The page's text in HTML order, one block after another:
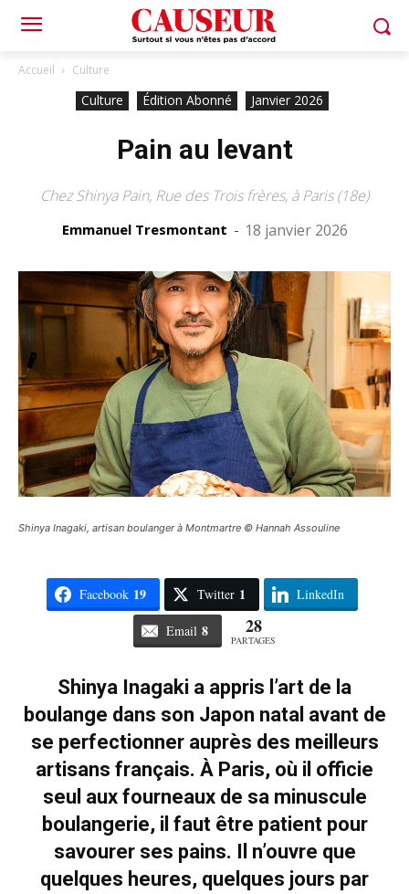
Accueil Culture
Culture Édition Abonné Janvier 2026
Pain au levant
Chez Shinya Pain, Rue des Trois frères, à Paris (18e)
Emmanuel Tresmontant - 18 janvier 2026
Shinya Inagaki, artisan boulanger à Montmartre © Hannah Assouline
Facebook 19 Twitter 1 LinkedIn
Email 8 28
PARTAGES
Shinya Inagaki a appris l’art de la
boulange dans son Japon natal avant de
se perfectionner auprès des meilleurs
artisans français. À Paris, où il officie
seul aux fourneaux de sa minuscule
boulangerie, il faut être patient pour
savourer ses pains. Il n’ouvre que
quelques heures, quelques jours par